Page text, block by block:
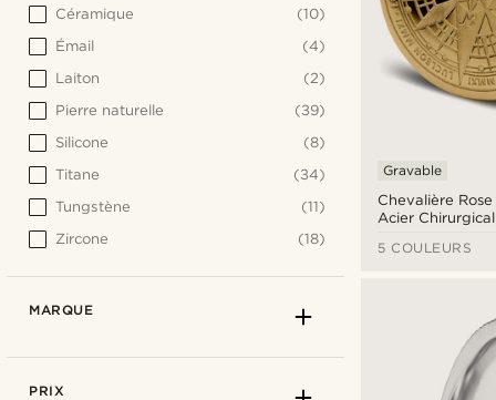
Chevalière
Acier
Gravable
5 COULEURS
Céramique
(10)
Émail
(4)
Laiton
(2)
Pierre naturelle
(39)
Silicone
(8)
Titane
(34)
Tungstène
(11)
Zircone
(18)
MARQUE
PRIX